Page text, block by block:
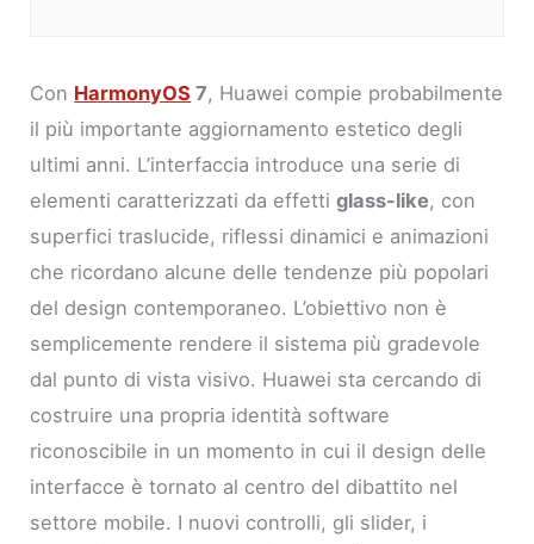
Con HarmonyOS 7, Huawei compie probabilmente
il più importante aggiornamento estetico degli
ultimi anni. L’interfaccia introduce una serie di
elementi caratterizzati da effettiglass-like, con
superfici traslucide, riflessi dinamici e animazioni
che ricordano alcune delle tendenze più popolari
del design contemporaneo. L’obiettivo non è
semplicemente rendere il sistema più gradevole
dal punto di vista visivo. Huawei sta cercando di
costruire una propria identità software
riconoscibile in un momento in cui il design delle
interfacce è tornato al centro del dibattito nel
settore mobile. I nuovi controlli, gli slider, i